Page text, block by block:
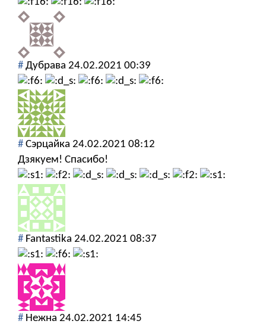
# Дубрава 24.02.2021 00:39
# Сэрцайка 24.02.2021 08:12
Дзякуем! Спасибо!
# Fantastika 24.02.2021 08:37
# Нежна 24.02.2021 14:45